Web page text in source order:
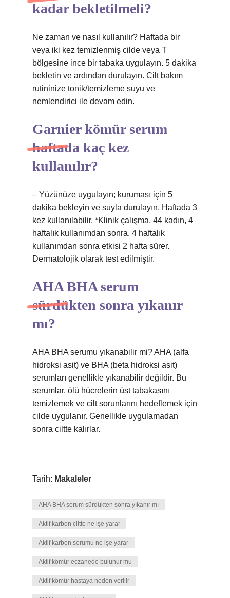
kadar bekletilmeli?
Ne zaman ve nasıl kullanılır? Haftada bir
veya iki kez temizlenmiş cilde veya T
bölgesine ince bir tabaka uygulayın. 5 dakika
bekletin ve ardından durulayın. Cilt bakım
rutininize tonik/temizleme suyu ve
nemlendirici ile devam edin.
Garnier kömür serum
haftada kaç kez
kullanılır?
– Yüzünüze uygulayın; kuruması için 5
dakika bekleyin ve suyla durulayın. Haftada 3
kez kullanılabilir. *Klinik çalışma, 44 kadın, 4
haftalık kullanımdan sonra. 4 haftalık
kullanımdan sonra etkisi 2 hafta sürer.
Dermatolojik olarak test edilmiştir.
AHA BHA serum
sürdükten sonra yıkanır
mı?
AHA BHA serumu yıkanabilir mi? AHA (alfa
hidroksi asit) ve BHA (beta hidroksi asit)
serumları genellikle yıkanabilir değildir. Bu
serumlar, ölü hücrelerin üst tabakasını
temizlemek ve cilt sorunlarını hedeflemek için
cilde uygulanır. Genellikle uygulamadan
sonra ciltte kalırlar.
Tarih: Makaleler
AHA BHA serum sürdükten sonra yıkanır mı
Aktif karbon ciltte ne işe yarar
Aktif karbon serumu ne işe yarar
Aktif kömür eczanede bulunur mu
Aktif kömür hastaya neden verilir